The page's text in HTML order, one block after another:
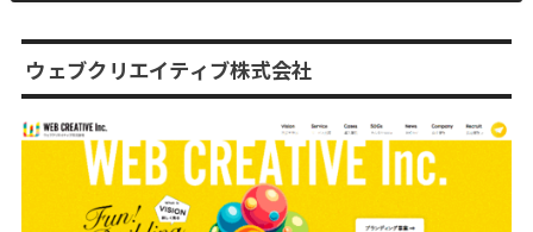
ウェブクリエイティブ株式会社